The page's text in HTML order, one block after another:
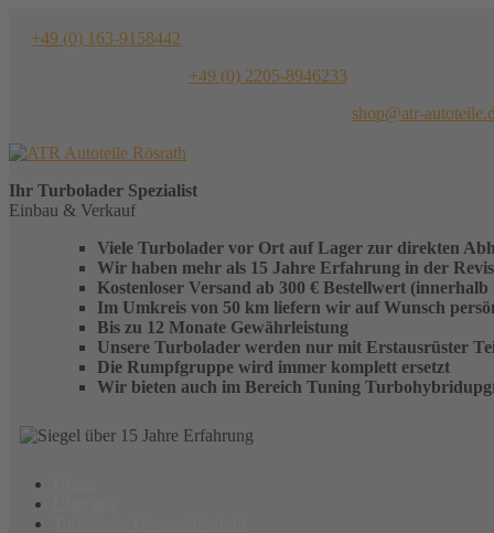
+49 (0) 163-9158442
+49 (0) 2205-8946233
shop@atr-
Ihr Turbolader Spezialist
Einbau & Verkauf
Viele Turbolader vor Ort auf Lager zur direkten
Wir haben mehr als 15 Jahre Erfahrung in der
Kostenloser Versand ab 300 € Bestellwert (innerhalb
Im Umkreis von 50 km liefern wir auf Wunsch
Bis zu 12 Monate Gewährleistung
Unsere Turbolader werden nur mit Erstausrüster
Die Rumpfgruppe wird immer komplett ersetzt
Wir bieten auch im Bereich Tuning